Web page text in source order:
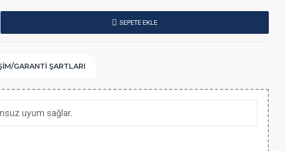
SEPETE EKLE
GARANTI ŞARTLARI
uyum sağlar.